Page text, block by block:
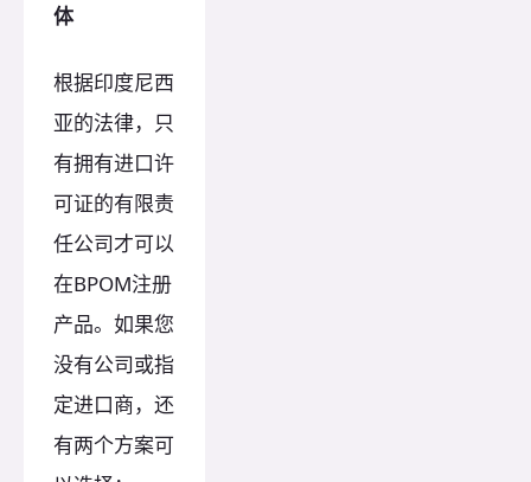
体
根据印度尼西
亚的法律，只
有拥有进口许
可证的有限责
任公司才可以
在BPOM注册
产品。如果您
没有公司或指
定进口商，还
有两个方案可